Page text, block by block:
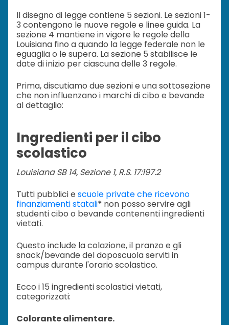
Il disegno di legge contiene 5 sezioni. Le sezioni 1-
3 contengono le nuove regole e linee guida. La
sezione 4 mantiene in vigore le regole della
Louisiana fino a quando la legge federale non le
eguaglia o le supera. La sezione 5 stabilisce le
date di inizio per ciascuna delle 3 regole.
Prima, discutiamo due sezioni e una sottosezione
che non influenzano i marchi di cibo e bevande
al dettaglio:
Ingredienti per il cibo
scolastico
Louisiana SB 14, Sezione 1, R.S. 17:197.2
Tutti pubblici e scuole private che ricevono
finanziamenti statali* non posso servire agli
studenti cibo o bevande contenenti ingredienti
vietati.
Questo include la colazione, il pranzo e gli
snack/bevande del doposcuola serviti in
campus durante l'orario scolastico.
Ecco i 15 ingredienti scolastici vietati,
categorizzati:
Colorante alimentare.